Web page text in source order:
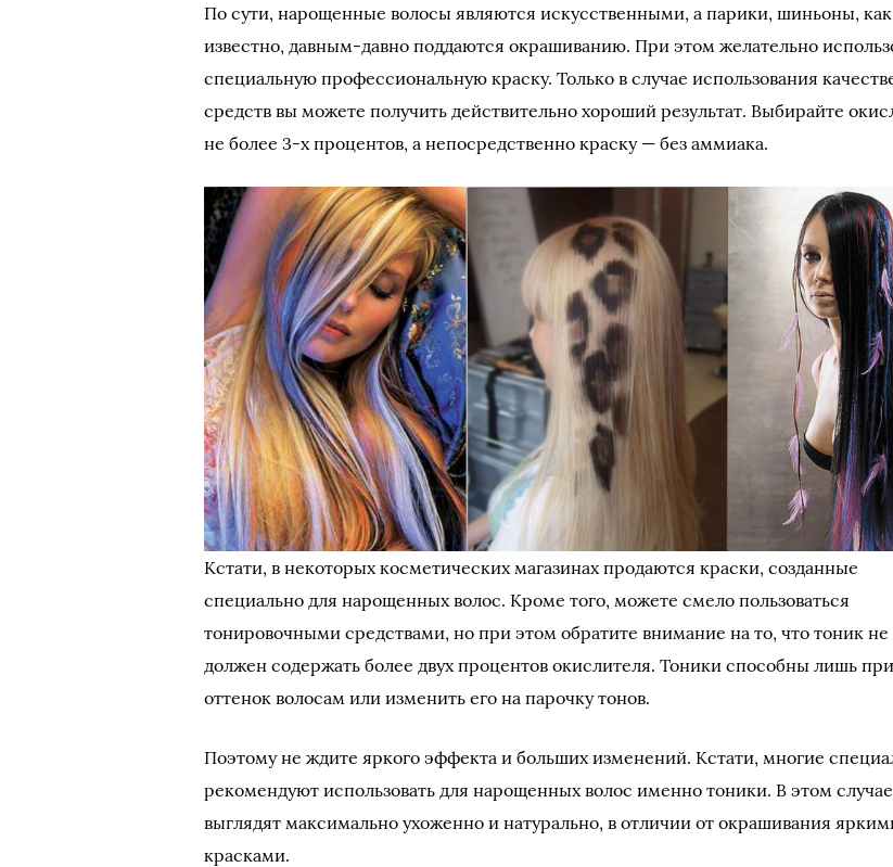
По сути, нарощенные волосы являются искусственными, а парики, шиньоны, как
известно, давным-давно поддаются окрашиванию. При этом желательно
специальную профессиональную краску. Только в случае использования
средств вы можете получить действительно хороший результат. Выбирайте
не более 3-х процентов, а непосредственно краску — без аммиака.
Кстати, в некоторых косметических магазинах продаются краски, созданные
специально для нарощенных волос. Кроме того, можете смело пользоваться
тонировочными средствами, но при этом обратите внимание на то, что тоник не
должен содержать более двух процентов окислителя. Тоники способны лишь
оттенок волосам или изменить его на парочку тонов.
Поэтому не ждите яркого эффекта и больших изменений. Кстати, многие
рекомендуют использовать для нарощенных волос именно тоники. В этом
выглядят максимально ухоженно и натурально, в отличии от окрашивания
красками.